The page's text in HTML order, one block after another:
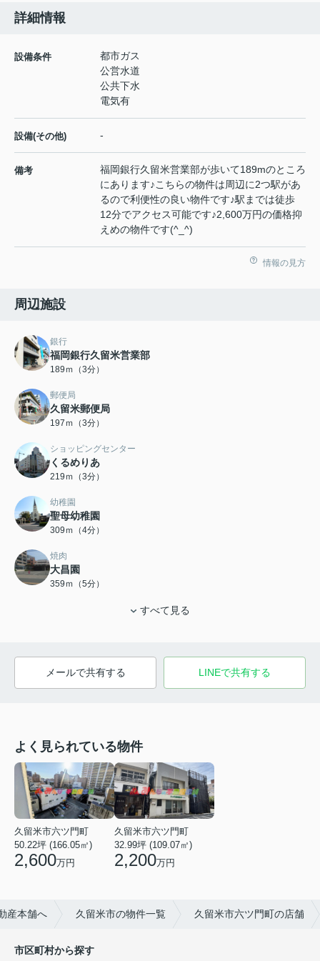
詳細情報
設備条件
都市ガス
公営水道
公共下水
電気有
設備(その他) -
備考
福岡銀行久留米営業部が歩いて189mのところ
にあります♪こちらの物件は周辺に2つ駅があ
るので利便性の良い物件です♪駅までは徒歩
12分でアクセス可能です♪2,600万円の価格抑
えめの物件です(^_^)
情報の見方
周辺施設
銀行
福岡銀行久留米営業部
189ｍ（3分）
郵便局
久留米郵便局
197ｍ（3分）
ショッピングセンター
くるめりあ
219ｍ（3分）
幼稚園
聖母幼稚園
309ｍ（4分）
焼肉
大昌園
359ｍ（5分）
すべて見る
メールで共有する LINEで共有する
よく見られている物件
久留米市六ツ門町
50.22坪 (166.05㎡)
2,600万円
久留米市六ツ門町
32.99坪 (109.07㎡)
2,200万円
産本舗へ 久留米市の物件一覧 久留米市六ツ門町の店舗
市区町村から探す